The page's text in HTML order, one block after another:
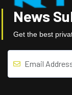
News
Get the best